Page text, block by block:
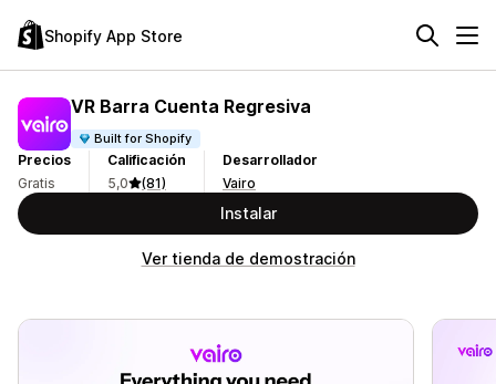
Shopify App Store
VR Barra Cuenta Regresiva
Built for Shopify
Precios
Gratis
Calificación
5,0
(81)
Desarrollador
Vairo
Instalar
Ver tienda de demostración